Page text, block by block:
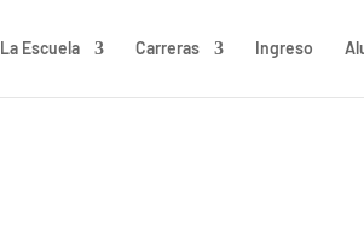
La Escuela Carreras Ingreso